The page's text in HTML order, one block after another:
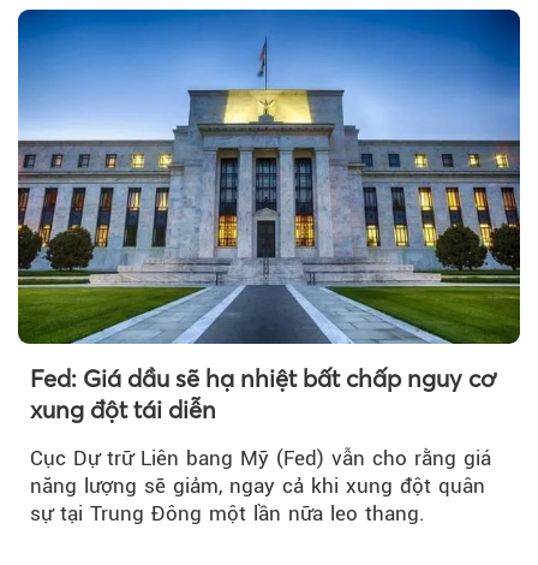
Fed: Giá dầu sẽ hạ nhiệt bất chấp nguy cơ
xung đột tái diễn
Cục Dự trữ Liên bang Mỹ (Fed) vẫn cho rằng giá
năng lượng sẽ giảm, ngay cả khi xung đột quân
sự tại Trung Đông một lần nữa leo thang.